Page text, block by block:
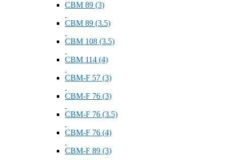
СВМ 89 (3)
СВМ 89 (3.5)
СВМ 108 (3.5)
СВМ 114 (4)
СВМ-F 57 (3)
СВМ-F 76 (3)
СВМ-F 76 (3.5)
СВМ-F 76 (4)
СВМ-F 89 (3)